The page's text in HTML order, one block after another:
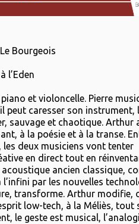
Bourgeois
l’Eden
et violoncelle. Pierre
peut caresser son instrument,
sauvage et chaotique. Arthur
à la poésie et à la transe.
deux musiciens vont tenter
en direct tout en
ancien classique,
par les nouvelles
transforme. Arthur modifie,
low-tech, à la Méliès, tout
le geste est musical,